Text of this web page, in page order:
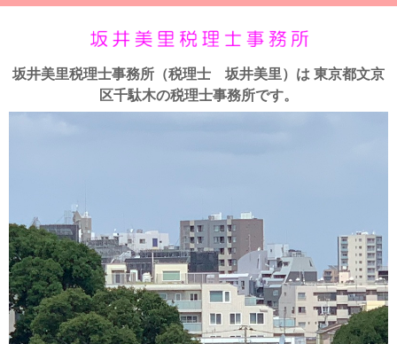
坂井美里税理士事務所（税理士 坂井美里）は 東京都文京
区千駄木の税理士事務所です。